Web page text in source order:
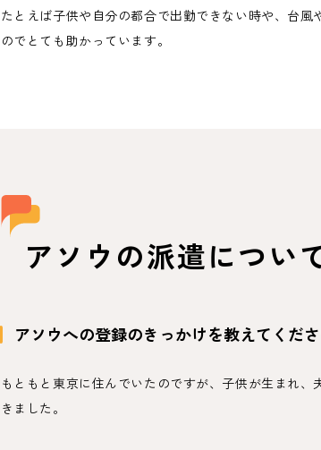
たとえば子供や自分の都合で出勤できない時や、台
のでとても助かっています。
アソウの派遣につい
アソウへの登録のきっかけを教えてくださ
もともと東京に住んでいたのですが、子供が生まれ
きました。